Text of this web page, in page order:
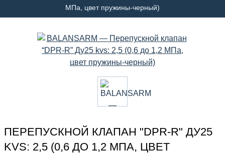
МПа, цвет пружины-черный)
ПЕРЕПУСКНОЙ КЛАПАН "DPR-R" ДУ25
KVS: 2,5 (0,6 ДО 1,2 МПА, ЦВЕТ